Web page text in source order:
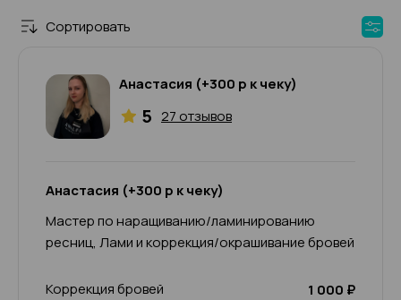
Сортировать
Анастасия (+300 р к чеку)
5 27 отзывов
Анастасия (+300 р к чеку)
Мастер по наращиванию/ламинированию
ресниц, Лами и коррекция/окрашивание бровей
Коррекция бровей
1 000 ₽